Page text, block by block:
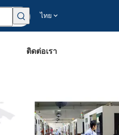
ไทย
ติดต่อเรา